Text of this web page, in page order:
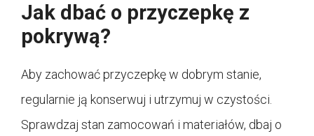
Jak dbać o przyczepkę z
pokrywą?
Aby zachować przyczepkę w dobrym stanie,
regularnie ją konserwuj i utrzymuj w czystości.
Sprawdzaj stan zamocowań i materiałów, dbaj o